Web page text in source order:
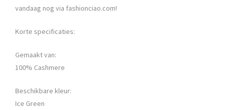
vandaag nog via fashionciao.com!
Korte specificaties:
Gemaakt van:
100% Cashmere
Beschikbare kleur:
Ice Green